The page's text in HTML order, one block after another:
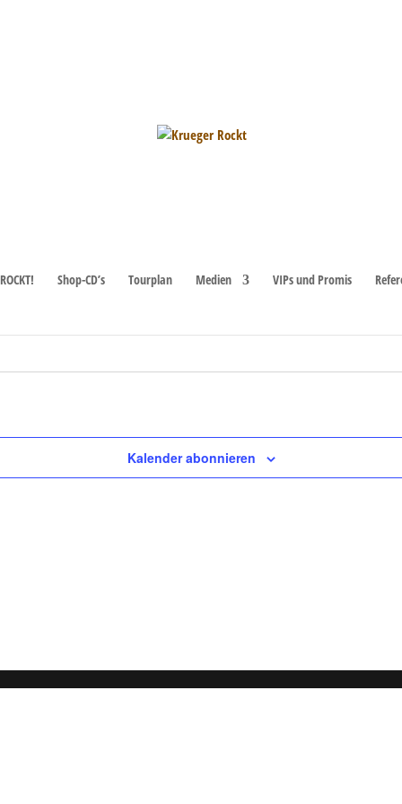
Shop-CD’s Tourplan Medien VIPs und Promis
geht es zu den nächsten bevorstehenden Veranstaltungen
Kalender abonnieren